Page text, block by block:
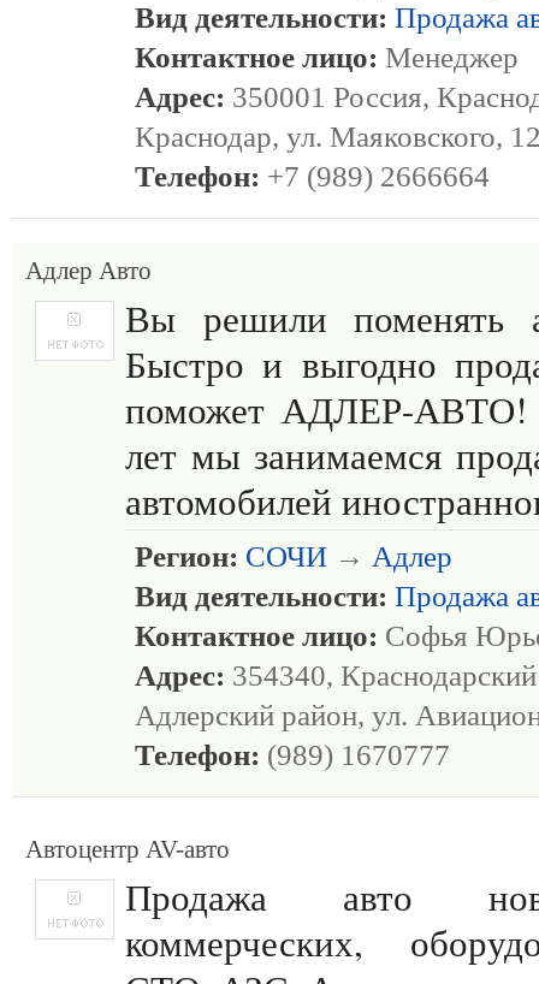
Вид деятельности: Продажа
Контактное лицо: Менеджер
Адрес: 350001 Россия,
Краснодар, ул. Маяковского,
Телефон: +7 (989) 2666664
Адлер Авто
Вы решили поменять
Быстро и выгодно
поможет АДЛЕР-АВТО!
лет мы занимаемся
автомобилей
Регион: СОЧИ → Адлер
Вид деятельности: Продажа
Контактное лицо: Софья
Адрес: 354340,
Адлерский район, ул.
Телефон: (989) 1670777
Автоцентр AV-авто
Продажа авто
коммерческих,